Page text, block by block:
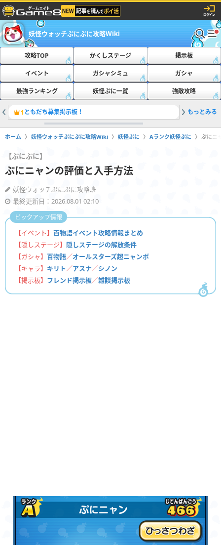
妖怪ウォッチぷにぷに攻略Wiki
攻略TOP かくしステージ 掲示板
イベント ガシャシミュ ガシャ
最強ランキング 妖怪ぷに一覧 強敵攻略
1 ともだち募集掲示板！ 2最新の
もっとみる
ホーム 妖怪ウォッチぷにぷに攻略Wiki 妖怪ぷに Aランク妖怪ぷに ぷにニ
【ぷにぷに】
ぷにニャンの評価と入手方法
妖怪ウォッチぷにぷに攻略班
最終更新日：2026.08.01 02:10
【イベント】 百物語イベント攻略情報まとめ
【隠しステージ】 隠しステージの解放条件
【ガシャ】 百物語／オールスターズ超ニャンボ
【キャラ】 キリト／アスナ／シノン
【掲示板】 フレンド掲示板／雑談掲示板
ピックアップ情報